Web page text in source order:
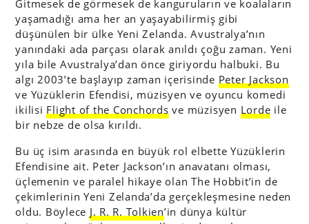
Gitmesek de görmesek de kanguruların ve koalaların
yaşamadığı ama her an yaşayabilirmiş gibi
düşünülen bir ülke Yeni Zelanda. Avustralya’nın
yanındaki ada parçası olarak anıldı çoğu zaman. Yeni
yıla bile Avustralya’dan önce giriyordu halbuki. Bu
algı 2003’te başlayıp zaman içerisinde Peter Jackson
ve Yüzüklerin Efendisi, müzisyen ve oyuncu komedi
ikilisi Flight of the Conchords ve müzisyen Lorde ile
bir nebze de olsa kırıldı.
Bu üç isim arasında en büyük rol elbette Yüzüklerin
Efendisine ait. Peter Jackson’ın anavatanı olması,
üçlemenin ve paralel hikaye olan The Hobbit’in de
çekimlerinin Yeni Zelanda’da gerçekleşmesine neden
oldu. Böylece J. R. R. Tolkien’in dünya kültür